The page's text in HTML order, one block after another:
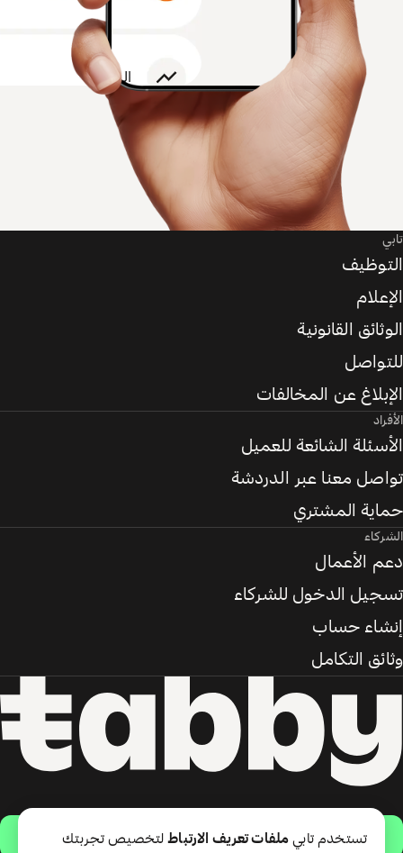
حمّل التطبيق
تابي
التوظيف
الإعلام
الوثائق القانونية
للتواصل
الإبلاغ عن المخالفات
الأفراد
الأسئلة الشائعة للعميل
تواصل معنا عبر الدردشة
حماية المشتري
الشركاء
دعم الأعمال
تسجيل الدخول للشركاء
إنشاء حساب
وثائق التكامل
تستخدم تابي ملفات تعريف الارتباطلتخصيص تجربتك